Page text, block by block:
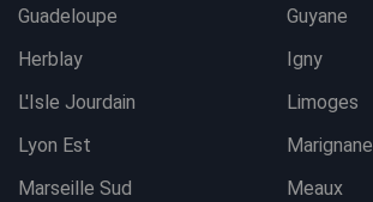
Guadeloupe
Guyane
Herblay
Igny
L'Isle Jourdain
Limoges
Lyon Est
Marignane
Marseille Sud
Meaux